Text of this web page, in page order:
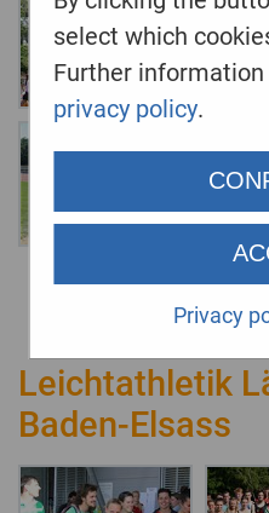
Leichtathletik
Baden-Elsass
select which
Further
privacy policy.
Privacy